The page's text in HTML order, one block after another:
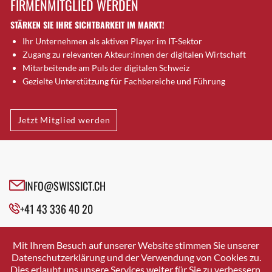
Brugg AG
Brütten
Bubendorf
Bubikon
Buchs (SG)
Bäretswil
Bülach
Cazis
Crissier
Davos Platz
Dierikon
Dietikon
FIRMENMITGLIED WERDEN
STÄRKEN SIE IHRE SICHTBARKEIT IM MARKT!
Ihr Unternehmen als aktiven Player im IT-Sektor
Zugang zu relevanten Akteur:innen der digitalen Wirtschaft
Mitarbeitende am Puls der digitalen Schweiz
Gezielte Unterstützung für Fachbereiche und Führung
Jetzt Mitglied werden
INFO@SWISSICT.CH
+41 43 336 40 20
SWISSICT
VULKANSTRASSE 120
8048 ZURICH
Mit Ihrem Besuch auf unserer Website stimmen Sie unserer
Datenschutzerklärung und der Verwendung von Cookies zu.
Dies erlaubt uns unsere Services weiter für Sie zu verbessern.